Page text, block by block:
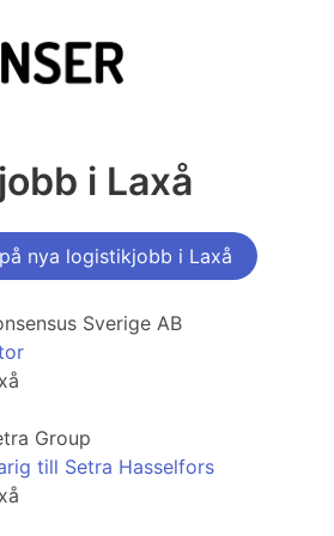
i Laxå
nya logistikjobb i Laxå
Sverige AB
Group
till Setra Hasselfors